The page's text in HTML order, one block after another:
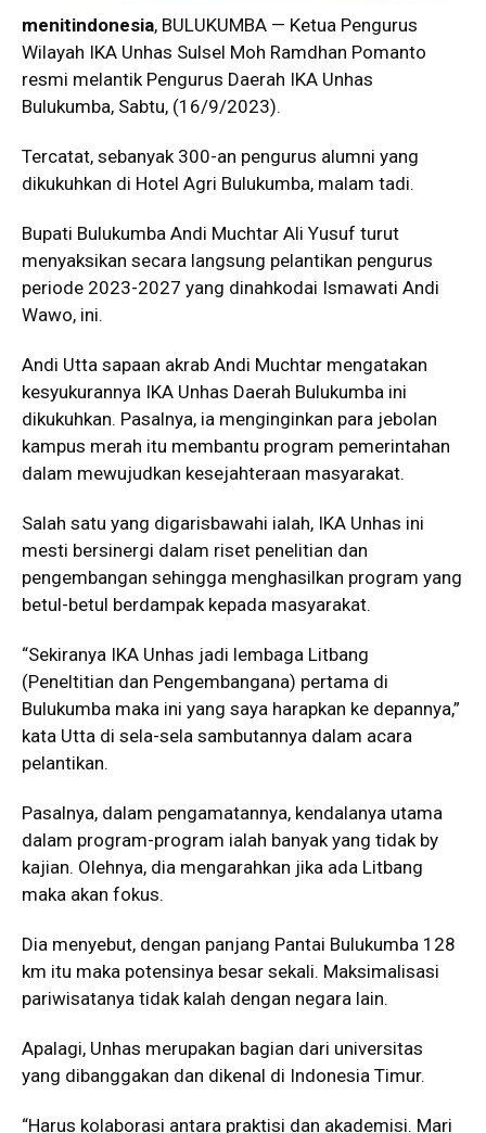
menitindonesia, BULUKUMBA — Ketua Pengurus
Wilayah IKA Unhas Sulsel Moh Ramdhan Pomanto
resmi melantik Pengurus Daerah IKA Unhas
Bulukumba, Sabtu, (16/9/2023).
Tercatat, sebanyak 300-an pengurus alumni yang
dikukuhkan di Hotel Agri Bulukumba, malam tadi.
Bupati Bulukumba Andi Muchtar Ali Yusuf turut
menyaksikan secara langsung pelantikan pengurus
periode 2023-2027 yang dinahkodai Ismawati Andi
Wawo, ini.
Andi Utta sapaan akrab Andi Muchtar mengatakan
kesyukurannya IKA Unhas Daerah Bulukumba ini
dikukuhkan. Pasalnya, ia menginginkan para jebolan
kampus merah itu membantu program pemerintahan
dalam mewujudkan kesejahteraan masyarakat.
Salah satu yang digarisbawahi ialah, IKA Unhas ini
mesti bersinergi dalam riset penelitian dan
pengembangan sehingga menghasilkan program yang
betul-betul berdampak kepada masyarakat.
“Sekiranya IKA Unhas jadi lembaga Litbang
(Peneltitian dan Pengembangana) pertama di
Bulukumba maka ini yang saya harapkan ke depannya,”
kata Utta di sela-sela sambutannya dalam acara
pelantikan.
Pasalnya, dalam pengamatannya, kendalanya utama
dalam program-program ialah banyak yang tidak by
kajian. Olehnya, dia mengarahkan jika ada Litbang
maka akan fokus.
Dia menyebut, dengan panjang Pantai Bulukumba 128
km itu maka potensinya besar sekali. Maksimalisasi
pariwisatanya tidak kalah dengan negara lain.
Apalagi, Unhas merupakan bagian dari universitas
yang dibanggakan dan dikenal di Indonesia Timur.
“Harus kolaborasi antara praktisi dan akademisi. Mari